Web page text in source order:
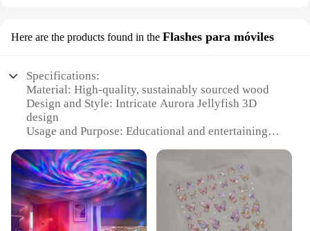
Here are the products found in the Flashes para móviles
Specifications:
Material: High-quality, sustainably sourced wood
Design and Style: Intricate Aurora Jellyfish 3D
design
Usage and Purpose: Educational and entertaining
Typical Adaptive Scenario: Ideal for home or
classroom settings
Shape or Size or Weight or Quantity: 1 set per
package
Performance and Property: Durable and easy to
assemble